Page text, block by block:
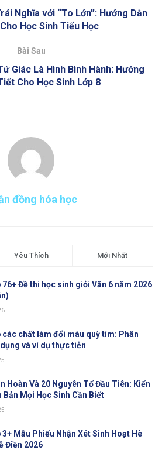
Nghĩa với “To Lớn”: Hướng Dẫn
Học Sinh Tiểu Học
Bài Sau
Giác Là Hình Bình Hành: Hướng
Cho Học Sinh Lớp 8
đồng hóa học
Yêu Thích Mới Nhất
76+ Đề thi học sinh giỏi Văn 6 năm 2026
các chất làm đổi màu quỳ tím: Phân
và ví dụ thực tiễn
Hoàn Và 20 Nguyên Tố Đầu Tiên: Kiến
Bản Mọi Học Sinh Cần Biết
3+ Mẫu Phiếu Nhận Xét Sinh Hoạt Hè
Điền 2026